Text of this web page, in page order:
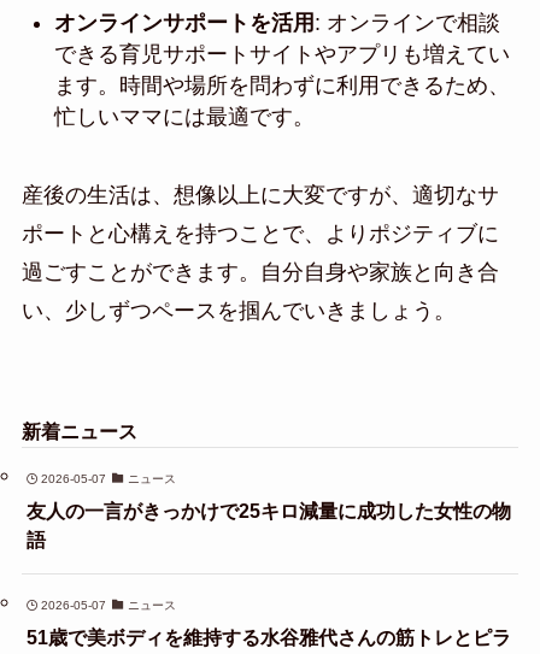
オンラインサポートを活用 : オンラインで相談
できる育児サポートサイトやアプリも増えてい
ます。時間や場所を問わずに利用できるため、
忙しいママには最適です。
産後の生活は、想像以上に大変ですが、適切なサ
ポートと心構えを持つことで、よりポジティブに
過ごすことができます。自分自身や家族と向き合
い、少しずつペースを掴んでいきましょう。
新着ニュース
2026-05-07 ニュース
友人の一言がきっかけで25キロ減量に成功した女性の物
語
2026-05-07 ニュース
51歳で美ボディを維持する水谷雅代さんの筋トレとピラ